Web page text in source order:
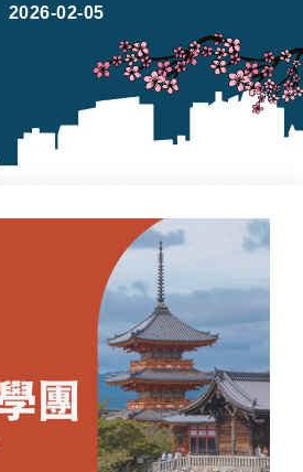
2026-02-05